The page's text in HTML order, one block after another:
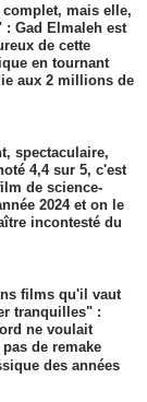
mais elle,
: Gad Elmaleh est
de cette
en tournant
aux 2 millions de
spectaculaire,
4,4 sur 5, c'est
de science-
2024 et on le
incontesté du
films qu'il vaut
tranquilles" :
ne voulait
de remake
des années